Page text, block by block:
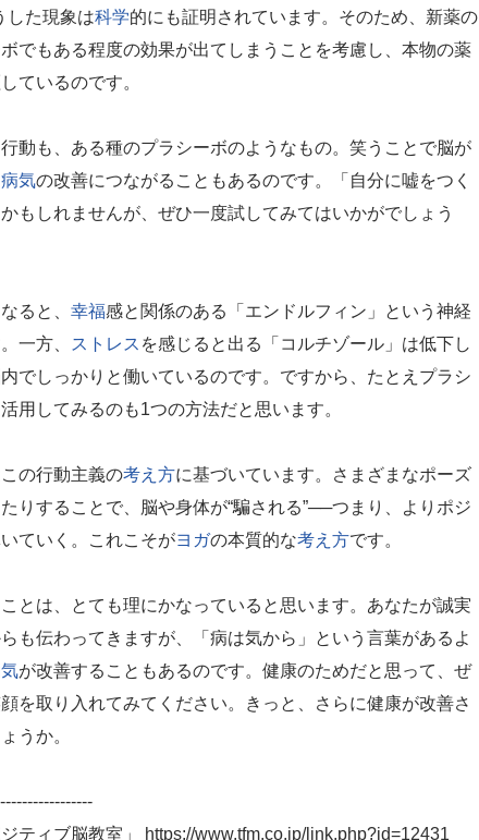
した現象は科学的にも証明されています。そのため、新薬の
でもある程度の効果が出てしまうことを考慮し、本物の薬
ているのです。
動も、ある種のプラシーボのようなもの。笑うことで脳が
病気の改善につながることもあるのです。「自分に嘘をつく
もしれませんが、ぜひ一度試してみてはいかがでしょう
ると、 幸福感と関係のある「エンドルフィン」という神経
一方、
ストレス を感じると出る「コルチゾール」は低下し
でしっかりと働いているのです。ですから、たとえプラシ
用してみるのも1つの方法だと思います。
の行動主義の考え方に基づいています。さまざまなポーズ
りすることで、脳や身体が“騙される”──つまり、よりポジ
ていく。これこそがヨガの本質的な考え方です。
とは、とても理にかなっていると思います。あなたが誠実
も伝わってきますが、「病は気から」という言葉があるよ
が改善することもあるのです。健康のためだと思って、ぜ
を取り入れてみてください。きっと、さらに健康が改善さ
うか。
ティブ脳教室」 https://www.tfm.co.jp/link.php?id=12431